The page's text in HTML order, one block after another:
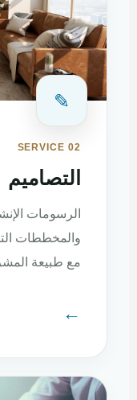
✎
SERVICE 02
التصاميم
الرسومات
والمخططات
مع طبيعة
←